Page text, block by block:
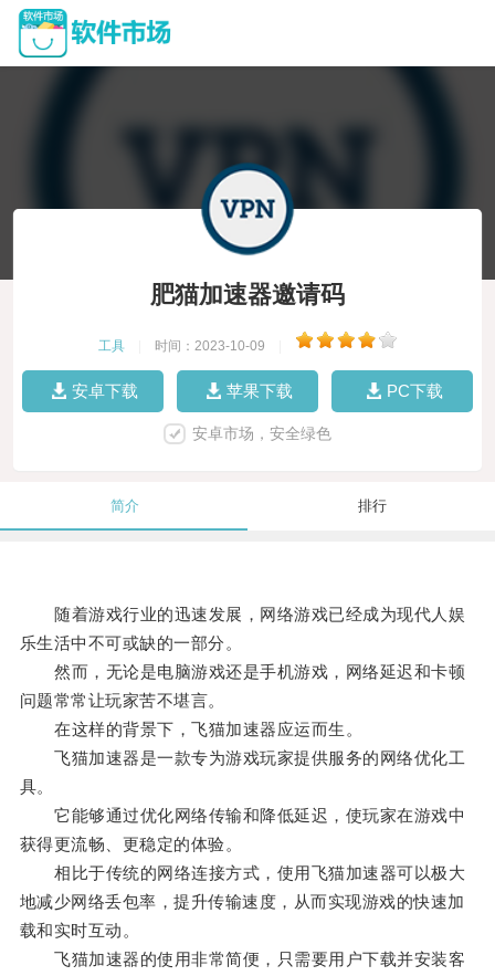
肥猫加速器邀请码
工具 时间：2023-10-09
安卓下载 苹果下载 PC下载
安卓市场，安全绿色
简介 排行
随着游戏行业的迅速发展，网络游戏已经成为现代人娱
乐生活中不可或缺的一部分。
然而，无论是电脑游戏还是手机游戏，网络延迟和卡顿
问题常常让玩家苦不堪言。
在这样的背景下，飞猫加速器应运而生。
飞猫加速器是一款专为游戏玩家提供服务的网络优化工
具。
它能够通过优化网络传输和降低延迟，使玩家在游戏中
获得更流畅、更稳定的体验。
相比于传统的网络连接方式，使用飞猫加速器可以极大
地减少网络丢包率，提升传输速度，从而实现游戏的快速加
载和实时互动。
飞猫加速器的使用非常简便，只需要用户下载并安装客